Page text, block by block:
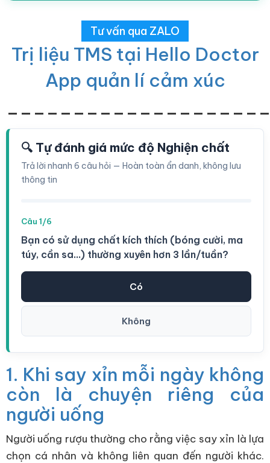
Tư vấn qua ZALO
Trị liệu TMS tại Hello Doctor
App quản lí cảm xúc
🔍 Tự đánh giá mức độ Nghiện chất
Trả lời nhanh 6 câu hỏi — Hoàn toàn ẩn danh, không lưu
thông tin
Câu 1/6
Bạn có sử dụng chất kích thích (bóng cười, ma
túy, cần sa...) thường xuyên hơn 3 lần/tuần?
Có
Không
1. Khi say xỉn mỗi ngày không
còn là chuyện riêng của
người uống
Người uống rượu thường cho rằng việc say xỉn là lựa
chọn cá nhân và không liên quan đến người khác.